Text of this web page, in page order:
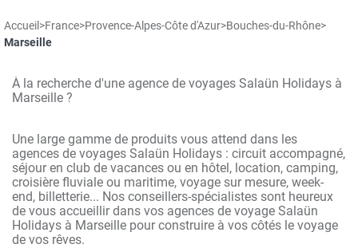
Accueil >France>Provence-Alpes-Côte d'Azur>Bouches-du-Rhône>
Marseille
À la recherche d'une agence de voyages Salaün Holidays à
Marseille ?
Une large gamme de produits vous attend dans les
agences de voyages Salaün Holidays : circuit accompagné,
séjour en club de vacances ou en hôtel, location, camping,
croisière fluviale ou maritime, voyage sur mesure, week-
end, billetterie... Nos conseillers-spécialistes sont heureux
de vous accueillir dans vos agences de voyage Salaün
Holidays à Marseille pour construire à vos côtés le voyage
de vos rêves.